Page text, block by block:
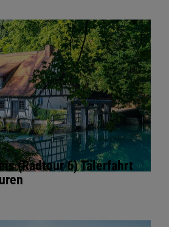
(Radtour 6) Tälerfahrt